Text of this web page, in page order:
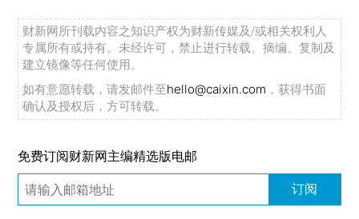
财新网所刊载内容之知识产权为财新传媒及/或相关权利人
专属所有或持有。未经许可，禁止进行转载、摘编、复制及
建立镜像等任何使用。
如有意愿转载，请发邮件至hello@caixin.com ，获得书面
确认及授权后，方可转载。
免费订阅财新网主编精选版电邮
订阅